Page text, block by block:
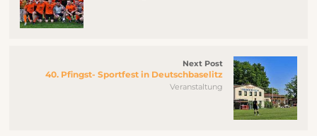
Next Post
40. Pfingst- Sportfest in Deutschbaselitz
Veranstaltung